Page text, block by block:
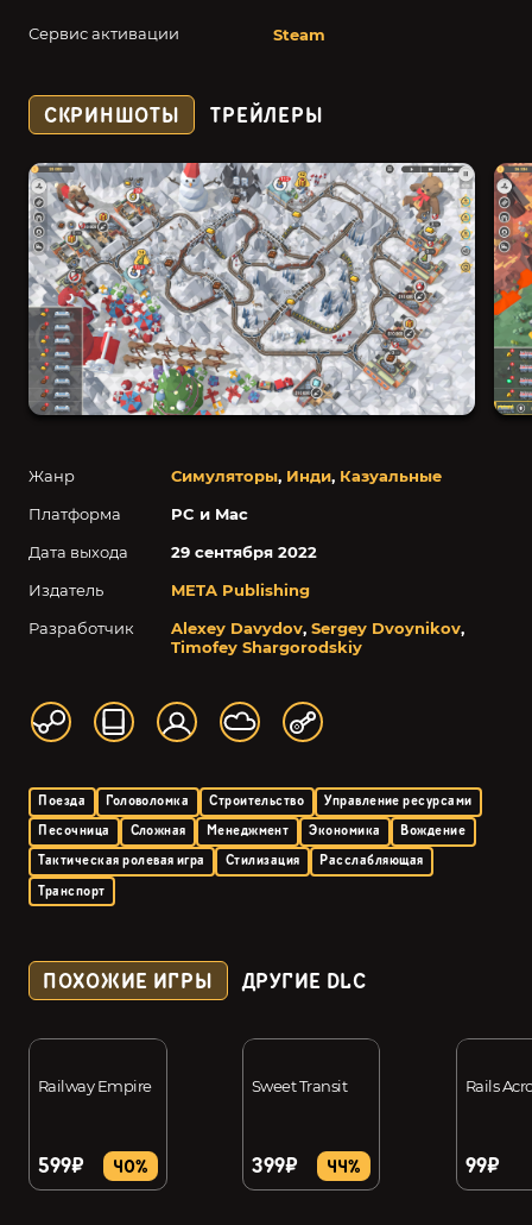
Сервис активации Steam
Жанр Симуляторы, Инди, Казуальные
Платформа
PC и Mac
Дата выхода
29 сентября 2022
Издатель
META Publishing
Разработчик
Alexey Davydov, Sergey Dvoynikov,
Timofey Shargorodskiy
Поезда Головоломка Строительство
Управление ресурсами
Песочница
Сложная Менеджмент Экономика
Вождение
Тактическая ролевая игра
Стилизация
Расслабляющая
Транспорт
СКРИНШОТЫ ТРЕЙЛЕРЫ
ПОХОЖИЕ ИГРЫ ДРУГИЕ DLC
Railway Empire
599₽ 40%
Sweet Transit
399₽ 44%
Rails
99₽